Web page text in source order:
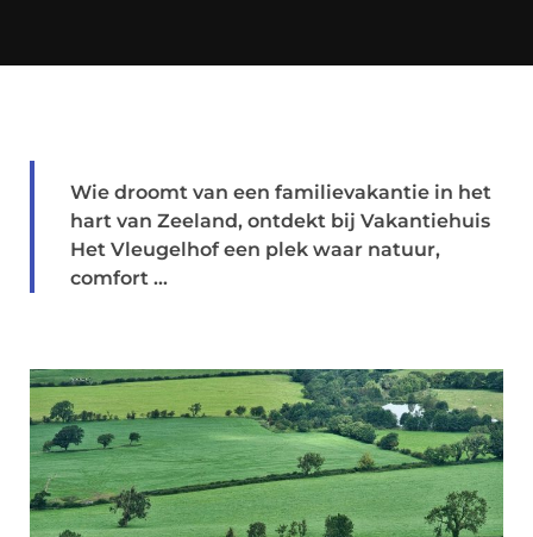
Wie droomt van een familievakantie in het
hart van Zeeland, ontdekt bij Vakantiehuis
Het Vleugelhof een plek waar natuur,
comfort ...